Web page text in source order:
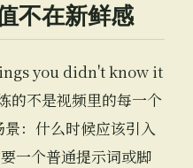
不在新鲜感
you didn't know it
的不是视频里的每一个
：什么时候应该引入
一个普通提示词或脚